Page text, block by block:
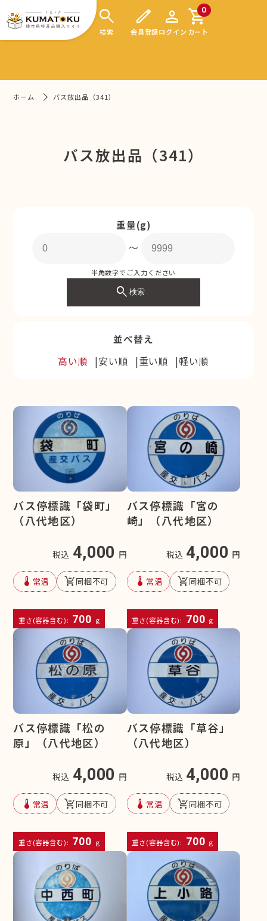
search
検索
edit
会員登録
person
ログイン
0
shopping_cart
カート
ホーム バス放出品（341）
バス放出品（341）
重量(g)
〜
半角数字でご入力ください
search検索
並べ替え
高い順
安い順 重い順 軽い順
バス停標識「袋町」
（八代地区）
税込 4,000 円
device_thermostat 常温 remove_shopping_cart同梱不可
重さ(容器含む): 700 g
バス停標識「宮の
崎」（八代地区）
税込 4,000 円
device_thermostat 常温 remove_shopping_cart同梱不可
重さ(容器含む): 700 g
バス停標識「松の
原」（八代地区）
税込 4,000 円
device_thermostat 常温 remove_shopping_cart同梱不可
重さ(容器含む): 700 g
バス停標識「草谷」
（八代地区）
税込 4,000 円
device_thermostat 常温 remove_shopping_cart同梱不可
重さ(容器含む): 700 g